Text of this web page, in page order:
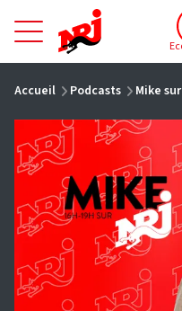
NRJ - Accueil
Accueil Podcasts Mike